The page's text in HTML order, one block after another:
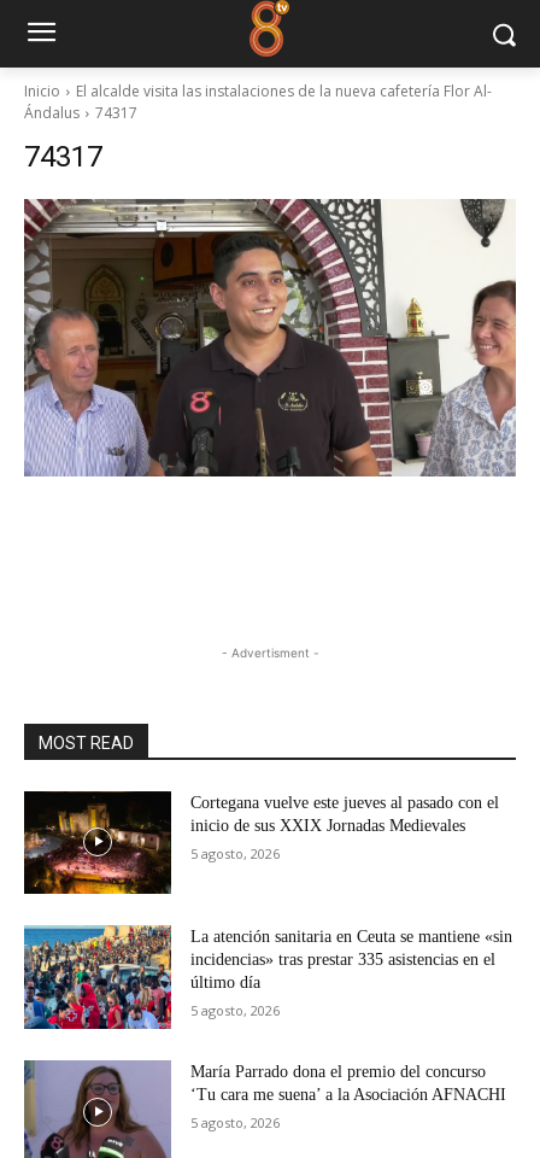
Inicio
El alcalde visita las instalaciones de la nueva cafetería Flor Al-
Ándalus
74317
74317
- Advertisment -
MOST READ
Cortegana vuelve este jueves al pasado con el
inicio de sus XXIX Jornadas Medievales
5 agosto, 2026
La atención sanitaria en Ceuta se mantiene «sin
incidencias» tras prestar 335 asistencias en el
último día
5 agosto, 2026
María Parrado dona el premio del concurso
‘Tu cara me suena’ a la Asociación AFNACHI
5 agosto, 2026